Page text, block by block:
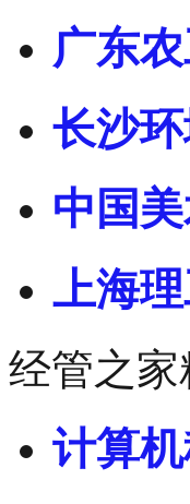
广东
长沙
中国
上海
经管之
计算